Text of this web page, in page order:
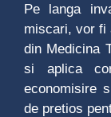
Pe langa
miscari, vor fi
din Medicina
si aplica
economisire
de pretios